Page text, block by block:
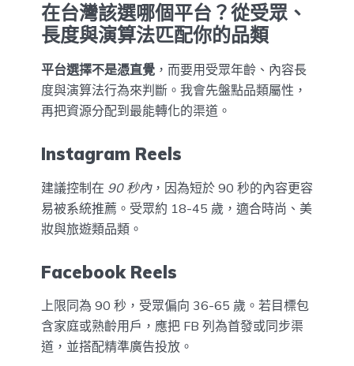
在台灣該選哪個平台？從受眾、
長度與演算法匹配你的品類
平台選擇不是憑直覺 ，而要用受眾年齡、內容長
度與演算法行為來判斷。我會先盤點品類屬性，
再把資源分配到最能轉化的渠道。
Instagram Reels
建議控制在 90 秒內，因為短於 90 秒的內容更容
易被系統推薦。受眾約 18-45 歲，適合時尚、美
妝與旅遊類品類。
Facebook Reels
上限同為 90 秒，受眾偏向 36-65 歲。若目標包
含家庭或熟齡用戶，應把 FB 列為首發或同步渠
道，並搭配精準廣告投放。